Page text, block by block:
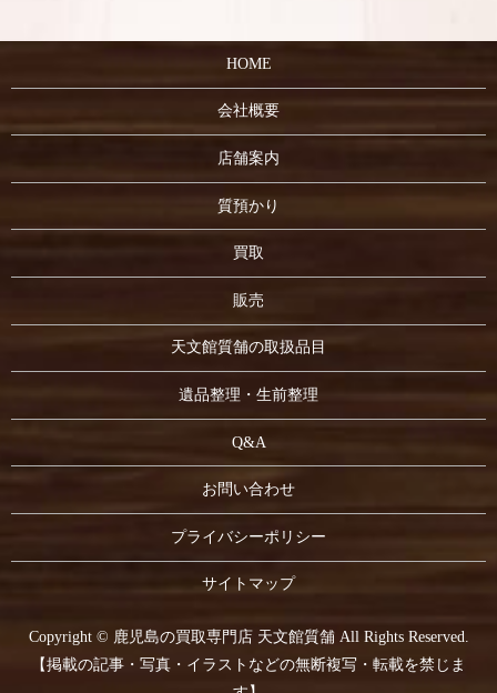
HOME
会社概要
店舗案内
質預かり
買取
販売
天文館質舗の取扱品目
遺品整理・生前整理
Q&A
お問い合わせ
プライバシーポリシー
サイトマップ
Copyright © 鹿児島の買取専門店 天文館質舗 All Rights Reserved.
【掲載の記事・写真・イラストなどの無断複写・転載を禁じま